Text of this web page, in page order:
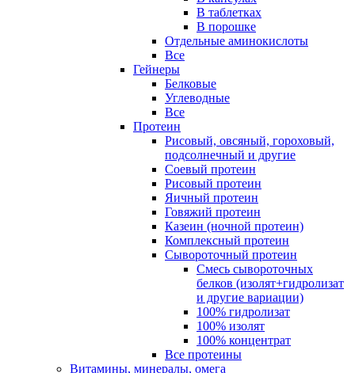
В таблетках
В порошке
Отдельные аминокислоты
Все
Гейнеры
Белковые
Углеводные
Все
Протеин
Рисовый, овсяный, гороховый,
подсолнечный и другие
Соевый протеин
Рисовый протеин
Яичный протеин
Говяжий протеин
Казеин (ночной протеин)
Комплексный протеин
Сывороточный протеин
Смесь сывороточных
белков (изолят+гидролизат
и другие вариации)
100% гидролизат
100% изолят
100% концентрат
Все протеины
Витамины, минералы, омега